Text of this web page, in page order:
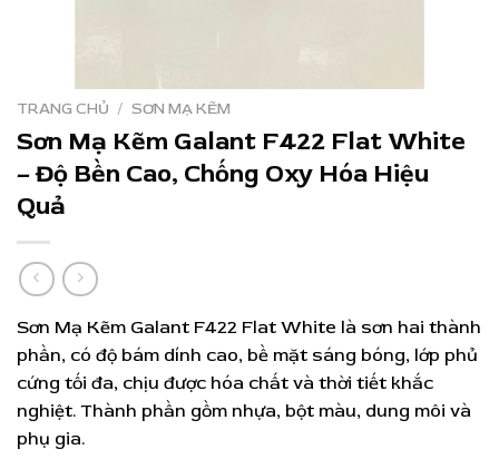
TRANG CHỦ / SƠN MẠ KẼM
Sơn Mạ Kẽm Galant F422 Flat White
– Độ Bền Cao, Chống Oxy Hóa Hiệu
Quả
Sơn Mạ Kẽm Galant F422 Flat White là sơn hai thành
phần, có độ bám dính cao, bề mặt sáng bóng, lớp phủ
cứng tối đa, chịu được hóa chất và thời tiết khắc
nghiệt. Thành phần gồm nhựa, bột màu, dung môi và
phụ gia.